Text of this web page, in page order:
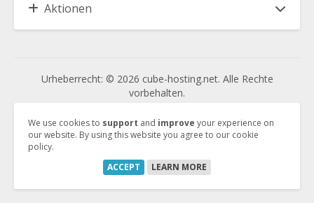
Aktionen
Urheberrecht: © 2026 cube-hosting.net. Alle Rechte
vorbehalten.
Vertrag kündigen
Vertrag widerrufen
We use cookies to support and improve your experience on
our website. By using this website you agree to our cookie
policy.
ACCEPT
LEARN MORE